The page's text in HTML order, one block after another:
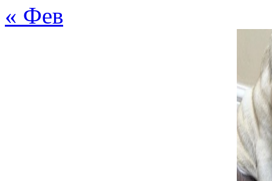
поставьте галочку если хотите получать на почту
« Фев